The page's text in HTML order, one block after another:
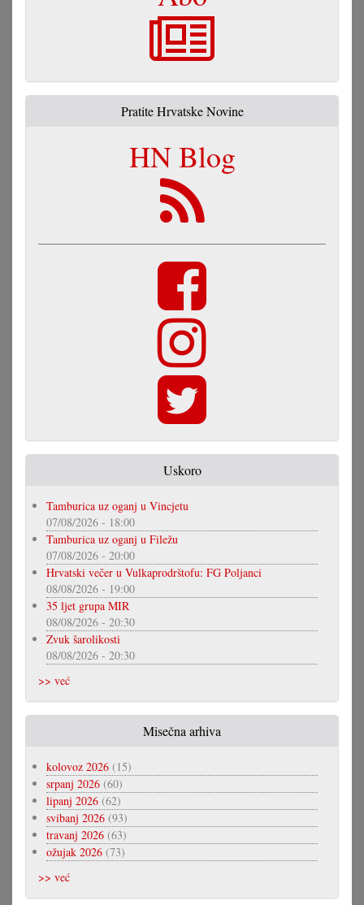
Pratite Hrvatske Novine
HN Blog
Uskoro
Tamburica uz oganj u Vincjetu
07/08/2026 - 18:00
Tamburica uz oganj u Filežu
07/08/2026 - 20:00
Hrvatski večer u Vulkaprodrštofu: FG Poljanci
08/08/2026 - 19:00
35 ljet grupa MIR
08/08/2026 - 20:30
Zvuk šarolikosti
08/08/2026 - 20:30
>> već
Misečna arhiva
kolovoz 2026 (15)
srpanj 2026 (60)
lipanj 2026 (62)
svibanj 2026 (93)
travanj 2026 (63)
ožujak 2026 (73)
>> već